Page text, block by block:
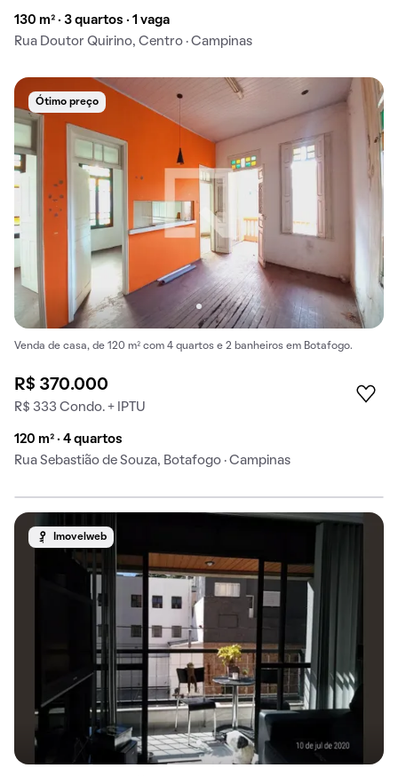
130 m² · 3 quartos · 1 vaga
Rua Doutor Quirino, Centro · Campinas
Ótimo preço
Venda de casa, de 120 m² com 4 quartos e 2 banheiros em Botafogo.
R$ 370.000
R$ 333 Condo. + IPTU
120 m² · 4 quartos
Rua Sebastião de Souza, Botafogo · Campinas
Imovelweb